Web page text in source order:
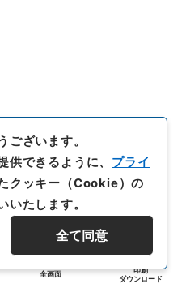
全画面
印刷
ダウンロード
ございます。
供できるように、 プライ
クッキー（Cookie）の
いたします。
全て同意